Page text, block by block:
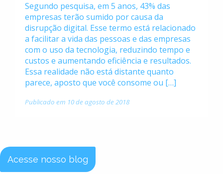
Segundo pesquisa, em 5 anos, 43% das
empresas terão sumido por causa da
disrupção digital. Esse termo está relacionado
a facilitar a vida das pessoas e das empresas
com o uso da tecnologia, reduzindo tempo e
custos e aumentando eficiência e resultados.
Essa realidade não está distante quanto
parece, aposto que você consome ou […]
Publicado em 10 de agosto de 2018
Acesse nosso blog